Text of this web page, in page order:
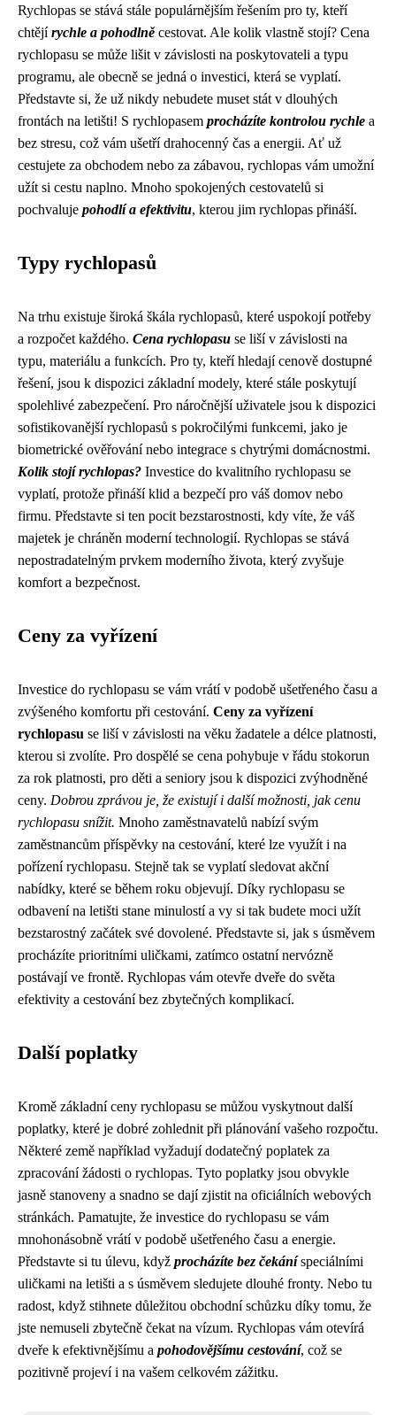
Rychlopas se stává stále populárnějším řešením pro ty, kteří
chtějírychle a pohodlněcestovat. Ale kolik vlastně stojí? Cena
rychlopasu se může lišit v závislosti na poskytovateli a typu
programu, ale obecně se jedná o investici, která se vyplatí.
Představte si, že už nikdy nebudete muset stát v dlouhých
frontách na letišti! S rychlopasem procházíte kontrolou rychle a
bez stresu, což vám ušetří drahocenný čas a energii. Ať už
cestujete za obchodem nebo za zábavou, rychlopas vám umožní
užít si cestu naplno. Mnoho spokojených cestovatelů si
pochvaluje pohodlí a efektivitu, kterou jim rychlopas přináší.
Typy rychlopasů
Na trhu existuje široká škála rychlopasů, které uspokojí potřeby
a rozpočet každého. Cena rychlopasu se liší v závislosti na
typu, materiálu a funkcích. Pro ty, kteří hledají cenově dostupné
řešení, jsou k dispozici základní modely, které stále poskytují
spolehlivé zabezpečení. Pro náročnější uživatele jsou k dispozici
sofistikovanější rychlopasů s pokročilými funkcemi, jako je
biometrické ověřování nebo integrace s chytrými domácnostmi.
Kolik stojí rychlopas? Investice do kvalitního rychlopasu se
vyplatí, protože přináší klid a bezpečí pro váš domov nebo
firmu. Představte si ten pocit bezstarostnosti, kdy víte, že váš
majetek je chráněn moderní technologií. Rychlopas se stává
nepostradatelným prvkem moderního života, který zvyšuje
komfort a bezpečnost.
Ceny za vyřízení
Investice do rychlopasu se vám vrátí v podobě ušetřeného času a
zvýšeného komfortu při cestování. Ceny za vyřízení
rychlopasu se liší v závislosti na věku žadatele a délce platnosti,
kterou si zvolíte. Pro dospělé se cena pohybuje v řádu stokorun
za rok platnosti, pro děti a seniory jsou k dispozici zvýhodněné
ceny. Dobrou zprávou je, že existují i další možnosti, jak cenu
rychlopasu snížit. Mnoho zaměstnavatelů nabízí svým
zaměstnancům příspěvky na cestování, které lze využít i na
pořízení rychlopasu. Stejně tak se vyplatí sledovat akční
nabídky, které se během roku objevují. Díky rychlopasu se
odbavení na letišti stane minulostí a vy si tak budete moci užít
bezstarostný začátek své dovolené. Představte si, jak s úsměvem
procházíte prioritními uličkami, zatímco ostatní nervózně
postávají ve frontě. Rychlopas vám otevře dveře do světa
efektivity a cestování bez zbytečných komplikací.
Další poplatky
Kromě základní ceny rychlopasu se můžou vyskytnout další
poplatky, které je dobré zohlednit při plánování vašeho rozpočtu.
Některé země například vyžadují dodatečný poplatek za
zpracování žádosti o rychlopas. Tyto poplatky jsou obvykle
jasně stanoveny a snadno se dají zjistit na oficiálních webových
stránkách. Pamatujte, že investice do rychlopasu se vám
mnohonásobně vrátí v podobě ušetřeného času a energie.
Představte si tu úlevu, když procházíte bez čekáníspeciálními
uličkami na letišti a s úsměvem sledujete dlouhé fronty. Nebo tu
radost, když stihnete důležitou obchodní schůzku díky tomu, že
jste nemuseli zbytečně čekat na vízum. Rychlopas vám otevírá
dveře k efektivnějšímu a pohodovějšímu cestování, což se
pozitivně projeví i na vašem celkovém zážitku.